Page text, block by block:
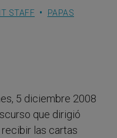
STAFF PAPAS
5 diciembre 2008
que dirigió
las cartas